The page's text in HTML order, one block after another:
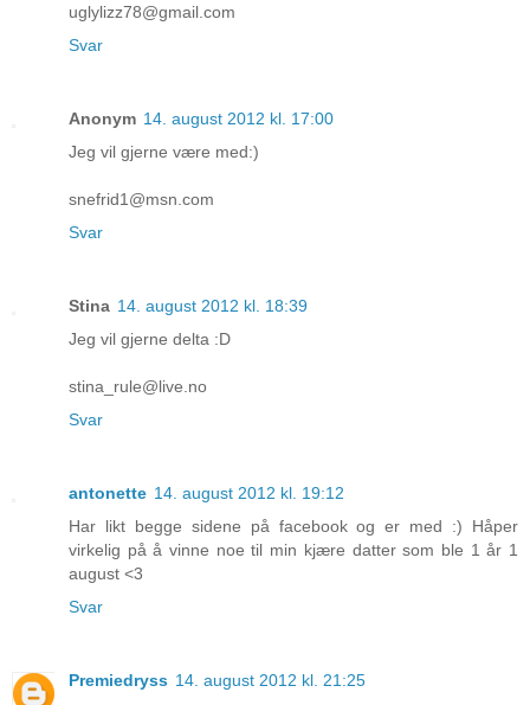
uglylizz78@gmail.com
Svar
Anonym 14. august 2012 kl. 17:00
Jeg vil gjerne være med:)
snefrid1@msn.com
Svar
Stina 14. august 2012 kl. 18:39
Jeg vil gjerne delta :D
stina_rule@live.no
Svar
antonette 14. august 2012 kl. 19:12
Har likt begge sidene på facebook og er med :) Håper
virkelig på å vinne noe til min kjære datter som ble 1 år 1
august <3
Svar
Premiedryss 14. august 2012 kl. 21:25